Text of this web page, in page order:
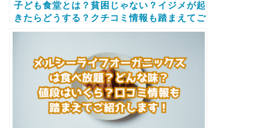
子ども食堂とは？貧困じゃない？イジメが起
きたらどうする？クチコミ情報も踏まえてご
紹介します！